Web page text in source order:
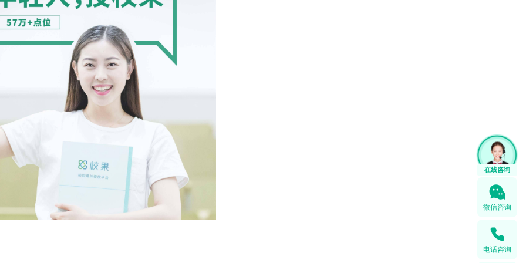
微信咨询
电话咨询